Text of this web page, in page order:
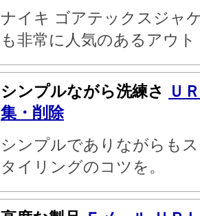
ナイキ ゴアテックスジャ
も非常に人気のあるアウ
シンプルながら洗練さ
Ｕ
集・削除
シンプルでありながらも
タイリングのコツを。